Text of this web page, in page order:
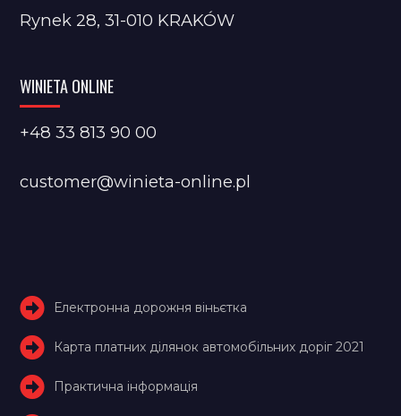
Rynek 28, 31-010 KRAKÓW
WINIETA ONLINE
+48 33 813 90 00
customer@winieta-online.pl
Електронна дорожня віньєтка
Карта платних ділянок автомобільних доріг 2021
Практична інформація